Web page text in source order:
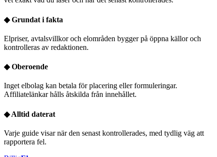
◆Grundat i fakta
Elpriser, avtalsvillkor och elområden bygger på öppna källor och
kontrolleras av redaktionen.
◆Oberoende
Inget elbolag kan betala för placering eller formuleringar.
Affiliatelänkar hålls åtskilda från innehållet.
◆Alltid daterat
Varje guide visar när den senast kontrollerades, med tydlig väg att
rapportera fel.